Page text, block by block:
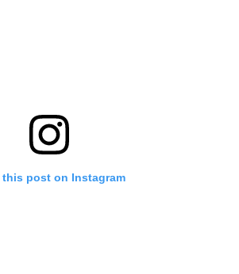
this post on Instagram